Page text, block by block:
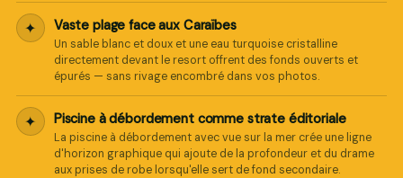
✦ Vaste plage face aux Caraïbes
Un sable blanc et doux et une eau turquoise cristalline
directement devant le resort offrent des fonds ouverts et
épurés — sans rivage encombré dans vos photos.
✦ Piscine à débordement comme strate éditoriale
La piscine à débordement avec vue sur la mer crée une ligne
d'horizon graphique qui ajoute de la profondeur et du drame
aux prises de robe lorsqu'elle sert de fond secondaire.